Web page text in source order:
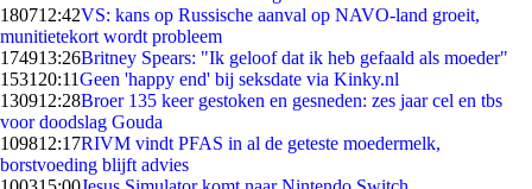
180712:42VS: kans op Russische aanval op NAVO-land groeit,
munitietekort wordt probleem
174913:26Britney Spears: "Ik geloof dat ik heb gefaald als moeder"
1531 20:11Geen 'happy end' bij seksdate via Kinky.nl
130912:28Broer 135 keer gestoken en gesneden: zes jaar cel en tbs
voor doodslag Gouda
109812:17RIVM vindt PFAS in al de geteste moedermelk,
borstvoeding blijft advies